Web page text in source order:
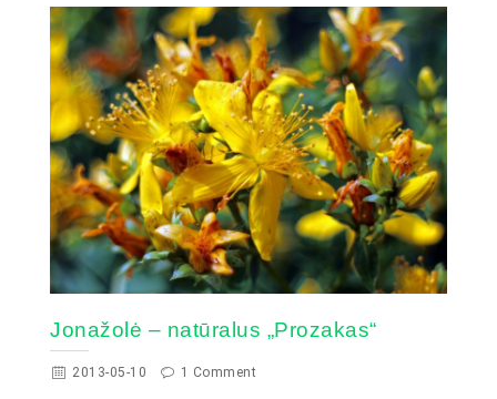
Jonažolė – natūralus „Prozakas“
2013-05-10 1 Comment